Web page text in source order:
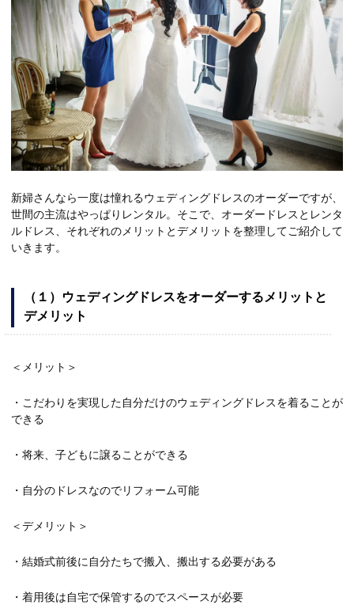
新婦さんなら一度は憧れるウェディングドレスのオーダーですが、
世間の主流はやっぱりレンタル。そこで、オーダードレスとレンタ
ルドレス、それぞれのメリットとデメリットを整理してご紹介して
いきます。
（１）ウェディングドレスをオーダーするメリットと
デメリット
＜メリット＞
・こだわりを実現した自分だけのウェディングドレスを着ることが
できる
・将来、子どもに譲ることができる
・自分のドレスなのでリフォーム可能
＜デメリット＞
・結婚式前後に自分たちで搬入、搬出する必要がある
・着用後は自宅で保管するのでスペースが必要